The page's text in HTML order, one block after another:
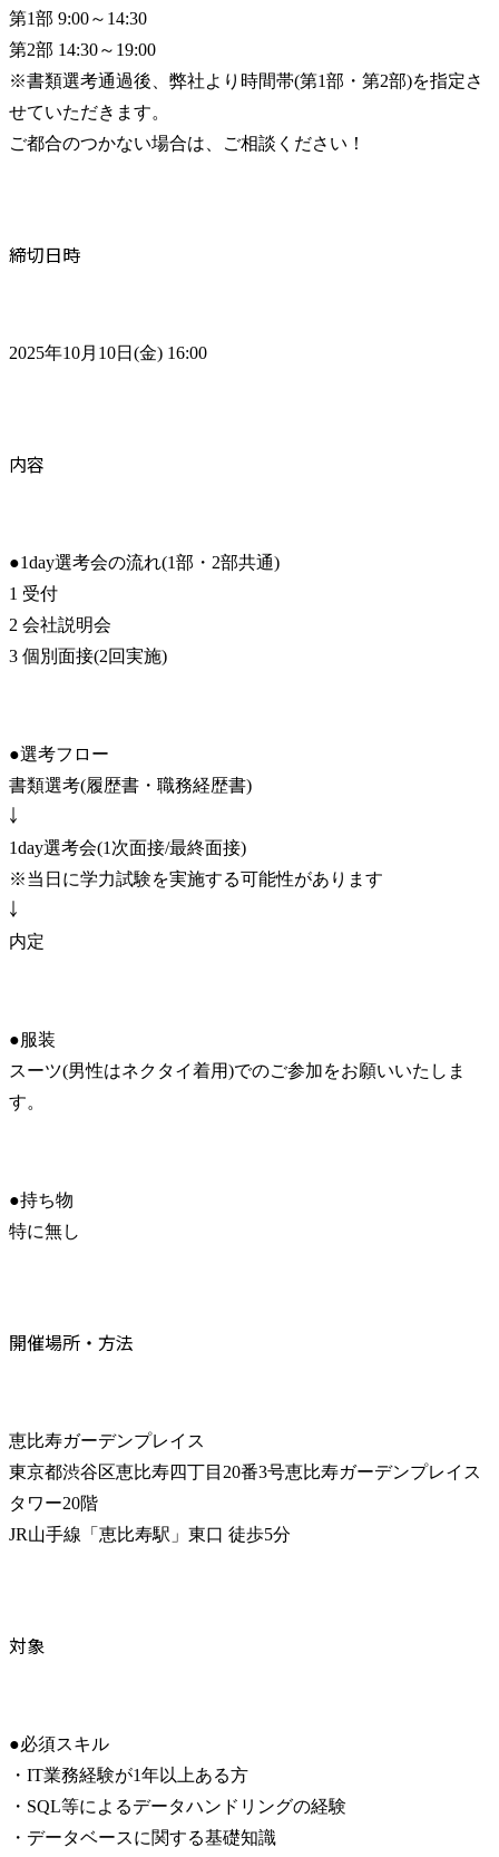
第1部 9:00～14:30
第2部 14:30～19:00
※書類選考通過後、弊社より時間帯(第1部・第2部)を指定さ
せていただきます。
ご都合のつかない場合は、ご相談ください！
締切日時
2025年10月10日(金) 16:00
内容
●1day選考会の流れ(1部・2部共通)
1 受付
2 会社説明会
3 個別面接(2回実施)
●選考フロー
書類選考(履歴書・職務経歴書)
￬
1day選考会(1次面接/最終面接)
※当日に学力試験を実施する可能性があります
￬
内定
●服装
スーツ(男性はネクタイ着用)でのご参加をお願いいたしま
す。
●持ち物
特に無し
開催場所・方法
恵比寿ガーデンプレイス
東京都渋谷区恵比寿四丁目20番3号恵比寿ガーデンプレイス
タワー20階
JR山手線「恵比寿駅」東口 徒歩5分
対象
●必須スキル
・IT業務経験が1年以上ある方
・SQL等によるデータハンドリングの経験
・データベースに関する基礎知識